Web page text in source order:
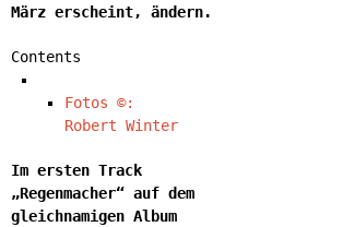
März erscheint, ändern.
Contents
Fotos ©:
Robert Winter
Im ersten Track
„Regenmacher“ auf dem
gleichnamigen Album